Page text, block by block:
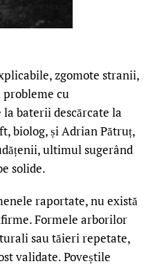
zgomote stranii,
probleme cu
baterii descărcate la
biolog, și Adrian Pătruț,
ultimul sugerând
solide.
raportate, nu există
Formele arborilor
sau tăieri repetate,
validate. Poveștile